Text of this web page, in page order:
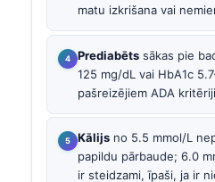
matu izkrišana vai
Prediabēts sākas pie
125 mg/dL vai HbA1c
pašreizējiem ADA
Kālijs no 5.5 mmol/L
papildu pārbaude; 6.0
ir steidzami, īpaši, ja ir